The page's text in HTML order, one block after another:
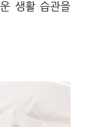
생활 습관을